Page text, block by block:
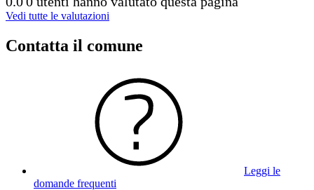
Vedi tutte le valutazioni
Contatta il comune
Leggi le
domande frequenti